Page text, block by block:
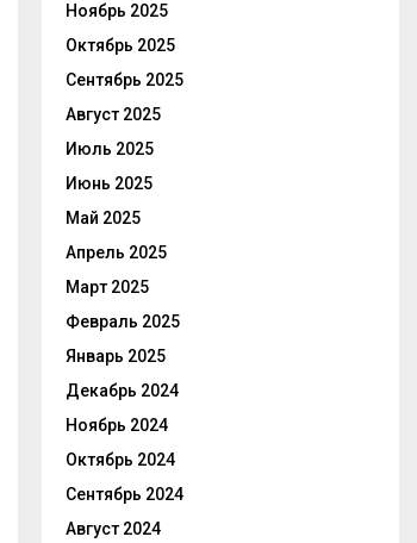
Ноябрь 2025
Октябрь 2025
Сентябрь 2025
Август 2025
Июль 2025
Июнь 2025
Май 2025
Апрель 2025
Март 2025
Февраль 2025
Январь 2025
Декабрь 2024
Ноябрь 2024
Октябрь 2024
Сентябрь 2024
Август 2024